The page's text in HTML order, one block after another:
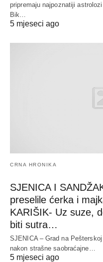
pripremaju najpoznatiji
Bik…
5 mjeseci ago
CRNA HRONIKA
SJENICA I
preselile ćerka i
KARIŠIK- Uz suze,
biti sutra…
SJENICA – Grad na
nakon strašne saobraćajne…
5 mjeseci ago